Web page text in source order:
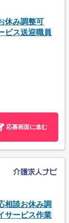
休み調整可
ビス送迎職員
応募画面に進む
相談お休み調
サービス作業